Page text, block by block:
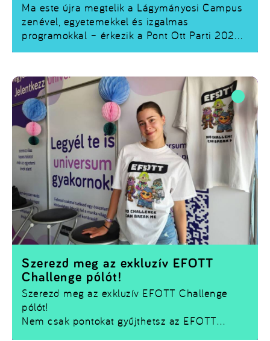
Ma este újra megtelik a Lágymányosi Campus
zenével, egyetemekkel és izgalmas
programokkal – érkezik a Pont Ott Parti 2026!
tudnivalókat.
Szerezd meg az exkluzív EFOTT Challenge
pólót!
Nem csak pontokat gyűjthetsz az EFOTT
Szerezd meg az exkluzív EFOTT
Challenge pólót!